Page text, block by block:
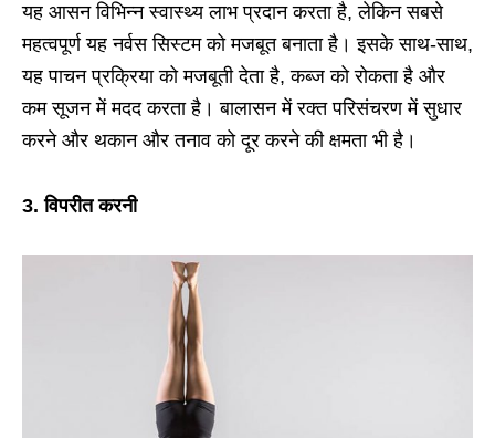
यह आसन विभिन्न स्वास्थ्य लाभ प्रदान करता है, लेकिन सबसे
महत्वपूर्ण यह नर्वस सिस्टम को मजबूत बनाता है। इसके साथ-साथ,
यह पाचन प्रक्रिया को मजबूती देता है, कब्ज को रोकता है और
कम सूजन में मदद करता है। बालासन में रक्त परिसंचरण में सुधार
करने और थकान और तनाव को दूर करने की क्षमता भी है।
3. विपरीत करनी